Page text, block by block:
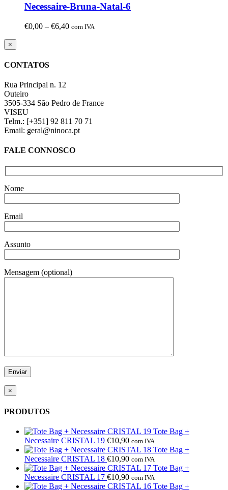
Necessaire-Bruna-Natal-6
€0,00 – €6,40Price
com IVA
Close
product
view
×
CONTATOS
Rua Principal n. 12
Outeiro
3505-334 São Pedro de France
VISEU
Telm.: [+351] 92 811 70 71
Email: geral@ninoca.pt
FALE CONNOSCO
Nome
Email
Assunto
Mensagem (optional)
×
PRODUTOS
Tote Bag +
Necessaire CRISTAL 19 €10,90 com IVA
Tote Bag +
Necessaire CRISTAL 18 €10,90 com IVA
Tote Bag +
Necessaire CRISTAL 17 €10,90 com IVA
Tote Bag +